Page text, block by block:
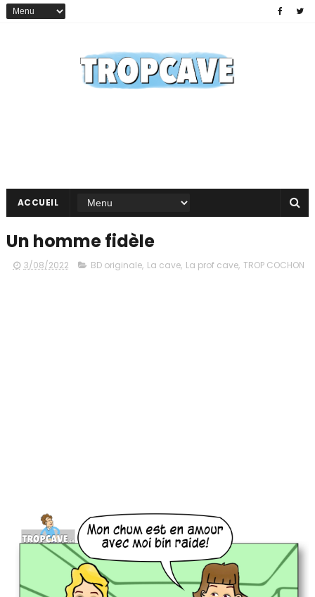
ACCUEIL
Un homme fidèle
3/08/2022 BD originale, La cave, La prof cave, TROP COCHON